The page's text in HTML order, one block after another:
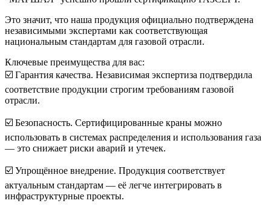
Это значит, что наша продукция официально подтверждена
независимыми экспертами как соответствующая
национальным стандартам для газовой отрасли.
Ключевые преимущества для вас:
☑️ Гарантия качества. Независимая экспертиза подтвердила
соответствие продукции строгим требованиям газовой
отрасли.
☑️ Безопасность. Сертифицированные краны можно
использовать в системах распределения и использования газа
— это снижает риски аварий и утечек.
☑️ Упрощённое внедрение. Продукция соответствует
актуальным стандартам — её легче интегрировать в
инфраструктурные проекты.